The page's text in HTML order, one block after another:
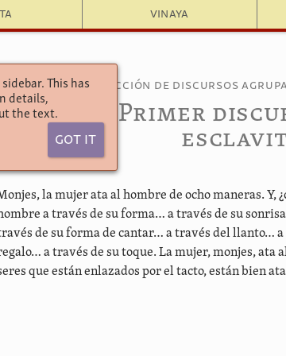
Vinaya
This has
details,
the text.
Got It
Colección de discursos
8.17. Primer
la mujer ata al hombre de ocho maneras. Y,
a través de su forma… a través de su
de su forma de cantar… a través del llanto…
a través de su toque. La mujer, monjes, ata
que están enlazados por el tacto, están bien